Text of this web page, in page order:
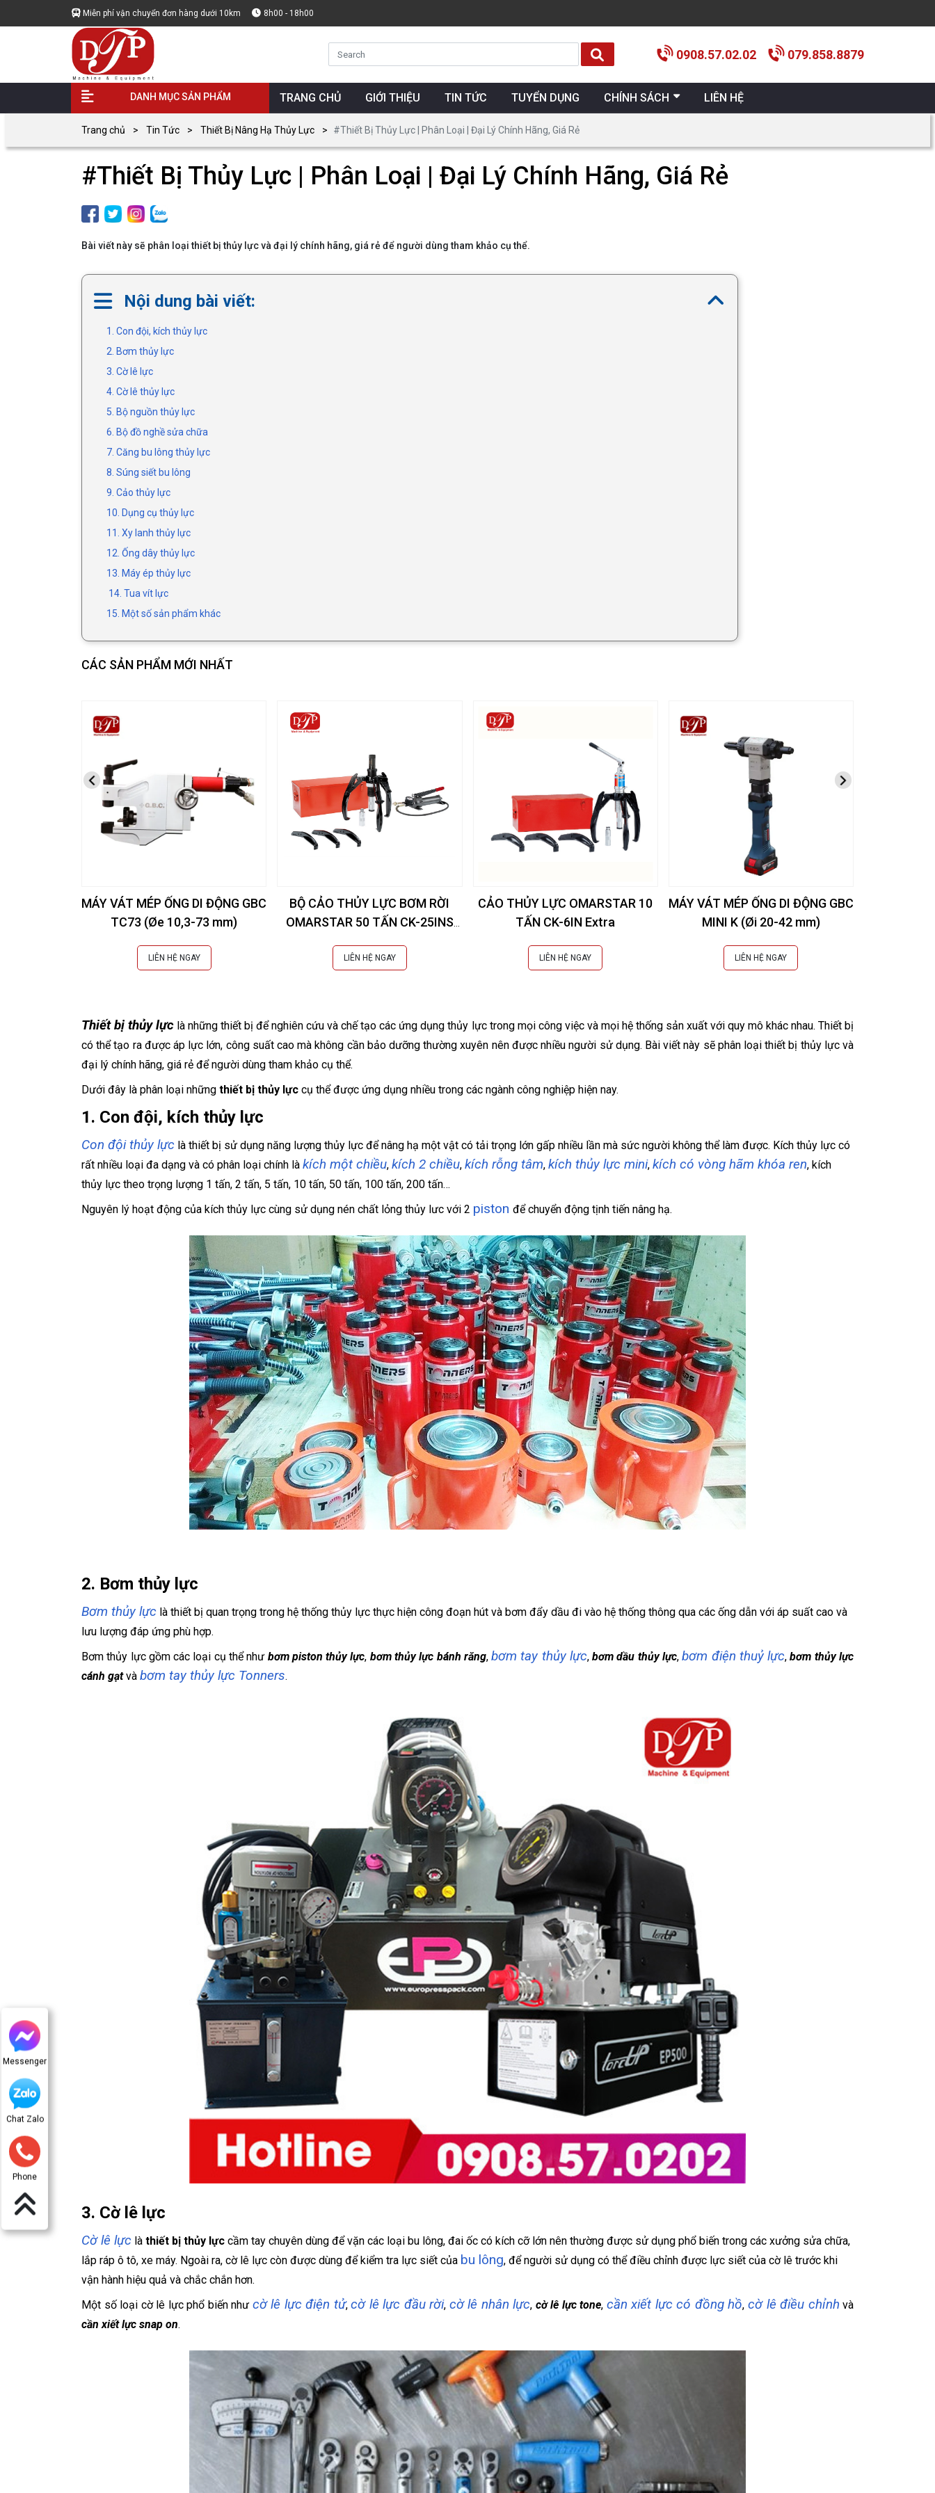
Miễn phí vận chuyển đơn hàng dưới 10km 8h00 - 18h00
0908.57.02.02 079.858.8879
DANH MỤC SẢN PHẨM TRANG CHỦ GIỚI THIỆU TIN TỨC TUYỂN DỤNG CHÍNH SÁCH LIÊN HỆ
Messenger
Chat Zalo
Phone
Trang chủ Tin Tức Thiết Bị Nâng Hạ Thủy Lực #Thiết Bị Thủy Lực | Phân Loại | Đại Lý Chính Hãng, Giá Rẻ
#Thiết Bị Thủy Lực | Phân Loại | Đại Lý Chính Hãng, Giá Rẻ
Bài viết này sẽ phân loại thiết bị thủy lực và đại lý chính hãng, giá rẻ để người dùng tham khảo cụ thể.
Nội dung bài viết:
1. Con đội, kích thủy lực
2. Bơm thủy lực
3. Cờ lê lực
4. Cờ lê thủy lực
5. Bộ nguồn thủy lực
6. Bộ đồ nghề sửa chữa
7. Căng bu lông thủy lực
8. Súng siết bu lông
9. Cảo thủy lực
10. Dụng cụ thủy lực
11. Xy lanh thủy lực
12. Ống dây thủy lực
13. Máy ép thủy lực
14. Tua vít lực
15. Một số sản phẩm khác
CÁC SẢN PHẨM MỚI NHẤT
MÁY VÁT MÉP ỐNG DI ĐỘNG GBC
TC73 (Øe 10,3-73 mm)
LIÊN HỆ NGAY
BỘ CẢO THỦY LỰC BƠM RỜI
OMARSTAR 50 TẤN CK-25INS
LIÊN HỆ NGAY
CẢO THỦY LỰC OMARSTAR 10
TẤN CK-6IN Extra
LIÊN HỆ NGAY
MÁY VÁT MÉP ỐNG DI ĐỘNG GBC
MINI K (Øi 20-42 mm)
LIÊN HỆ NGAY
Thiết bị thủy lực là những thiết bị để nghiên cứu và chế tạo các ứng dụng thủy lực trong mọi công việc và mọi hệ thống sản xuất với quy mô khác nhau. Thiết bị
có thể tạo ra được áp lực lớn, công suất cao mà không cần bảo dưỡng thường xuyên nên được nhiều người sử dụng. Bài viết này sẽ phân loại thiết bị thủy lực và
đại lý chính hãng, giá rẻ để người dùng tham khảo cụ thể.
Dưới đây là phân loại những thiết bị thủy lực cụ thể được ứng dụng nhiều trong các ngành công nghiệp hiện nay.
1. Con đội, kích thủy lực
Con đội thủy lực là thiết bị sử dụng năng lượng thủy lực để nâng hạ một vật có tải trọng lớn gấp nhiều lần mà sức người không thể làm được. Kích thủy lực có
rất nhiều loại đa dạng và có phân loại chính là kích một chiều, kích 2 chiều, kích rỗng tâm, kích thủy lực mini, kích có vòng hãm khóa ren, kích
thủy lực theo trọng lượng 1 tấn, 2 tấn, 5 tấn, 10 tấn, 50 tấn, 100 tấn, 200 tấn…
Nguyên lý hoạt động của kích thủy lực cùng sử dụng nén chất lỏng thủy lưc với 2 piston để chuyển động tịnh tiến nâng hạ.
2. Bơm thủy lực
Bơm thủy lực là thiết bị quan trọng trong hệ thống thủy lực thực hiện công đoạn hút và bơm đẩy dầu đi vào hệ thống thông qua các ống dẫn với áp suất cao và
lưu lượng đáp ứng phù hợp.
Bơm thủy lực gồm các loại cụ thể như bơm piston thủy lực, bơm thủy lực bánh răng,bơm tay thủy lực,bơm dầu thủy lực,bơm điện thuỷ lực,bơm thủy lực
cánh gạtvà bơm tay thủy lực Tonners.
3. Cờ lê lực
Cờ lê lực là thiết bị thủy lực cầm tay chuyên dùng để vặn các loại bu lông, đai ốc có kích cỡ lớn nên thường được sử dụng phổ biến trong các xưởng sửa chữa,
lắp ráp ô tô, xe máy. Ngoài ra, cờ lê lực còn được dùng để kiểm tra lực siết của bu lông, để người sử dụng có thể điều chỉnh được lực siết của cờ lê trước khi
vận hành hiệu quả và chắc chắn hơn.
Một số loại cờ lê lực phổ biến như cờ lê lực điện tử,cờ lê lực đầu rời, cờ lê nhân lực, cờ lê lực tone, cần xiết lực có đồng hồ, cờ lê điều chỉnh và
cần xiết lực snap on.